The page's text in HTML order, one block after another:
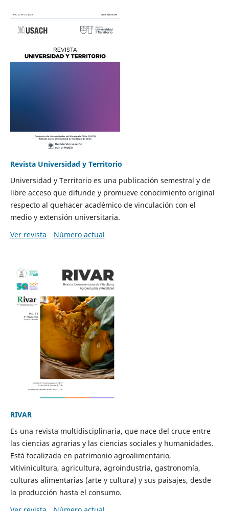
Revista Universidad y Territorio
Universidad y Territorio es una publicación semestral y de
libre acceso que difunde y promueve conocimiento original
respecto al quehacer académico de vinculación con el
medio y extensión universitaria.
Ver revista
Número actual
RIVAR
Es una revista multidisciplinaria, que nace del cruce entre
las ciencias agrarias y las ciencias sociales y humanidades.
Está focalizada en patrimonio agroalimentario,
vitivinicultura, agricultura, agroindustria, gastronomía,
culturas alimentarias (arte y cultura) y sus paisajes, desde
la producción hasta el consumo.